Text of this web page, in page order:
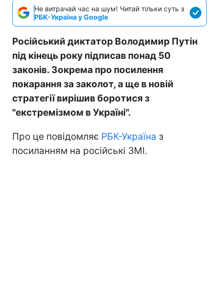
Не витрачай час на шум! Читай тільки суть з
РБК-Україна у Google
Російський диктатор Володимир Путін
під кінець року підписав понад 50
законів. Зокрема про посилення
покарання за заколот, а ще в новій
стратегії вирішив боротися з
"екстремізмом в Україні".
Про це повідомляє РБК-Україна з
посиланням на російські ЗМІ.